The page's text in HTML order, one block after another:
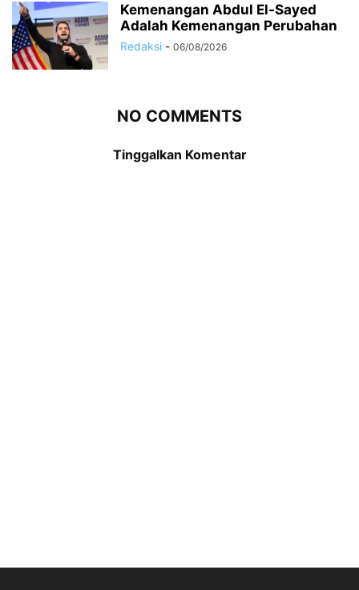
Kemenangan Abdul El-Sayed
Adalah Kemenangan Perubahan
Redaksi - 06/08/2026
NO COMMENTS
Tinggalkan Komentar